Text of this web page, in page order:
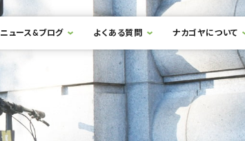
ニュース&ブログ よくある質問 ナカゴヤについて